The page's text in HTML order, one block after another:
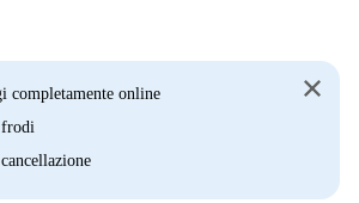
completamente online
frodi